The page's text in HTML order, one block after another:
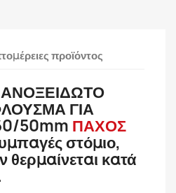
προϊόντος
ΓΙΑ
50mm ΠΑΧΟΣ
στόμιο,
θερμαίνεται κατά